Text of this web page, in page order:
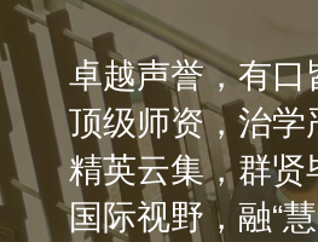
卓越声誉，有口
顶级师资，治学
精英云集，群贤
国际视野，融“